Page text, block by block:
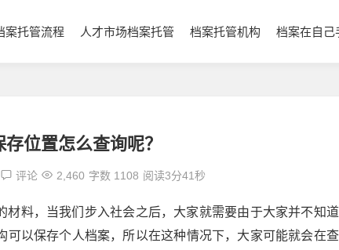
案托管流程 人才市场档案托管 档案托管机构 档案在自己
位置怎么查询呢？
评论 2,460 字数 1108 阅读3分41秒
料，当我们步入社会之后，大家就需要由于大家并不知
以保存个人档案，所以在这种情况下，大家可能就会在